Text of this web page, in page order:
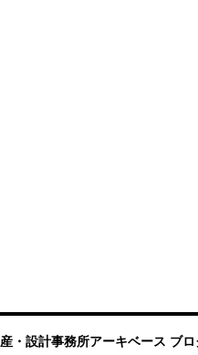
・設計事務所アーキベース ブ